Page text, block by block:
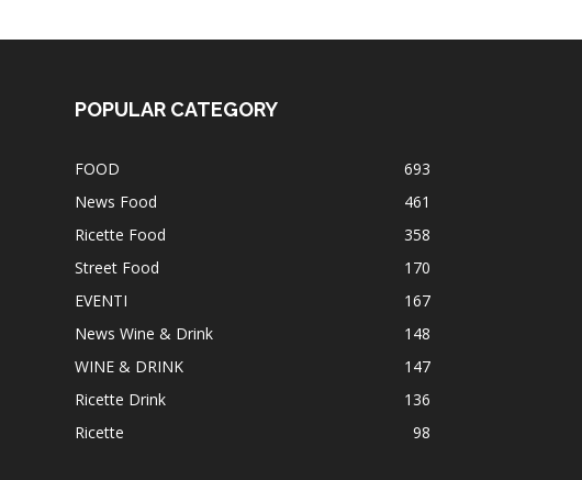
POPULAR CATEGORY
FOOD
693
News Food
461
Ricette Food
358
Street Food
170
EVENTI
167
News Wine & Drink
148
WINE & DRINK
147
Ricette Drink
136
Ricette
98